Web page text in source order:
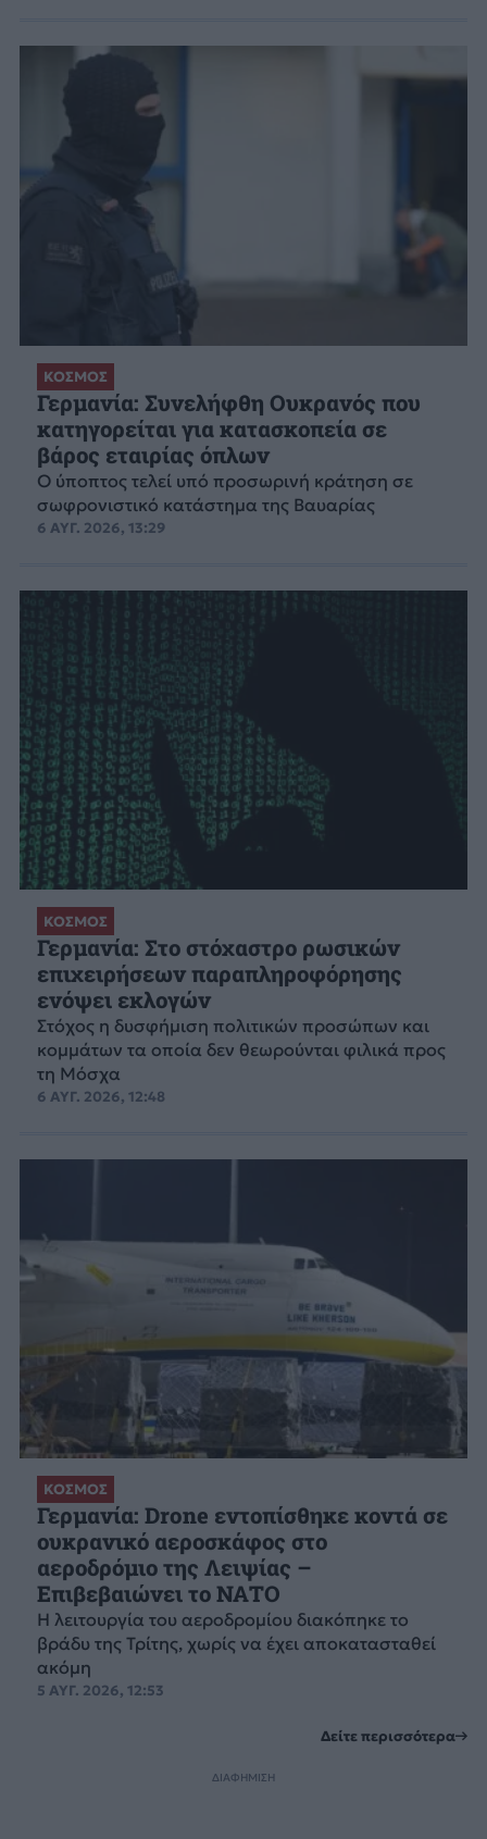
ΚΟΣΜΟΣ
Γερμανία: Συνελήφθη Ουκρανός που
κατηγορείται για κατασκοπεία σε
βάρος εταιρίας όπλων
Ο ύποπτος τελεί υπό προσωρινή κράτηση σε
σωφρονιστικό κατάστημα της Βαυαρίας
6 ΑΥΓ. 2026, 13:29
ΚΟΣΜΟΣ
Γερμανία: Στο στόχαστρο ρωσικών
επιχειρήσεων παραπληροφόρησης
ενόψει εκλογών
Στόχος η δυσφήμιση πολιτικών προσώπων και
κομμάτων τα οποία δεν θεωρούνται φιλικά προς
τη Μόσχα
6 ΑΥΓ. 2026, 12:48
ΚΟΣΜΟΣ
Γερμανία: Drone εντοπίσθηκε κοντά σε
ουκρανικό αεροσκάφος στο
αεροδρόμιο της Λειψίας –
Επιβεβαιώνει το ΝΑΤΟ
Η λειτουργία του αεροδρομίου διακόπηκε το
βράδυ της Τρίτης, χωρίς να έχει αποκατασταθεί
ακόμη
5 ΑΥΓ. 2026, 12:53
Δείτε περισσότερα
ΔΙΑΦΗΜΙΣΗ